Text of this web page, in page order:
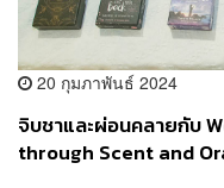
20 กุมภาพันธ์ 2024
จิบชาและผ่อนคลายกับ
through Scent and